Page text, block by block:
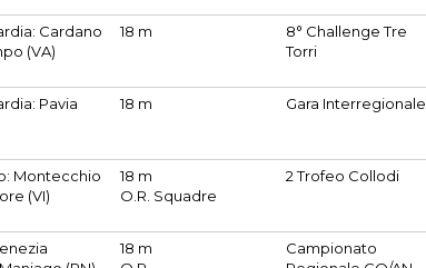
Cardano
(VA)
18 m
8° Challenge Tre
Torri
Pavia
18 m Gara Interregionale
Montecchio
(VI)
18 m
O.R. Squadre
2 Trofeo Collodi
18 m
Campionato